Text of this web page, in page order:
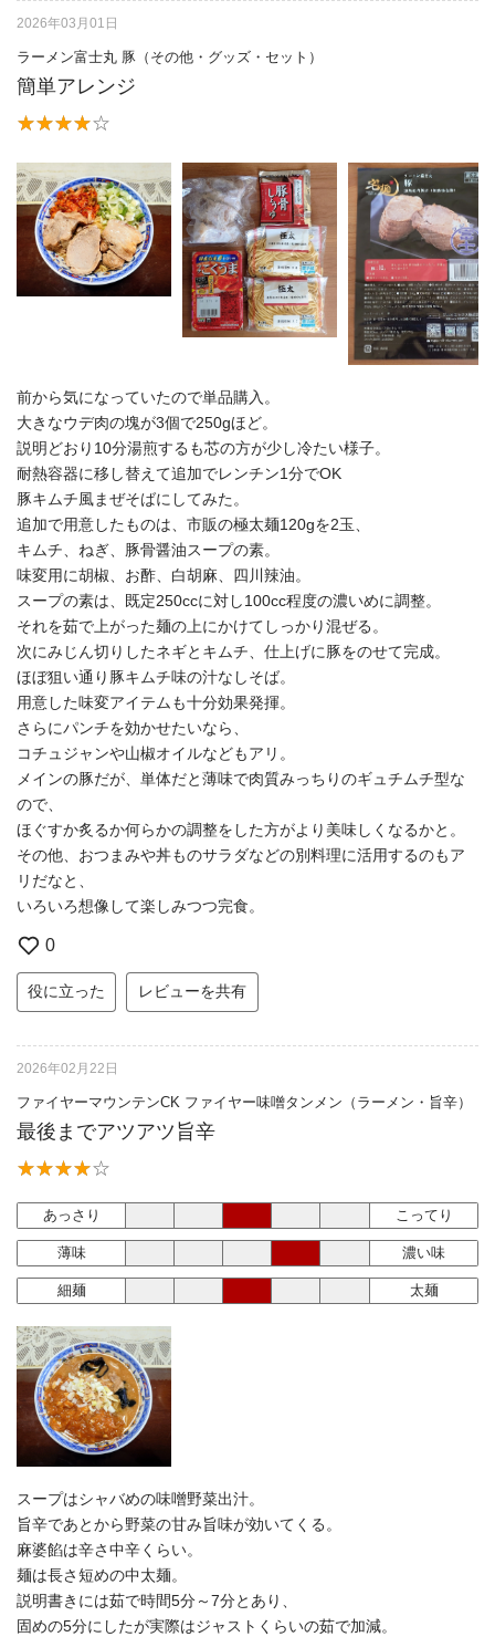
2026年03月01日
ラーメン富士丸 豚（その他・グッズ・セット）
簡単アレンジ
前から気になっていたので単品購入。
大きなウデ肉の塊が3個で250gほど。
説明どおり10分湯煎するも芯の方が少し冷たい様子。
耐熱容器に移し替えて追加でレンチン1分でOK
豚キムチ風まぜそばにしてみた。
追加で用意したものは、市販の極太麺120gを2玉、
キムチ、ねぎ、豚骨醤油スープの素。
味変用に胡椒、お酢、白胡麻、四川辣油。
スープの素は、既定250ccに対し100cc程度の濃いめに調整。
それを茹で上がった麺の上にかけてしっかり混ぜる。
次にみじん切りしたネギとキムチ、仕上げに豚をのせて完成。
ほぼ狙い通り豚キムチ味の汁なしそば。
用意した味変アイテムも十分効果発揮。
さらにパンチを効かせたいなら、
コチュジャンや山椒オイルなどもアリ。
メインの豚だが、単体だと薄味で肉質みっちりのギュチムチ型な
ので、
ほぐすか炙るか何らかの調整をした方がより美味しくなるかと。
その他、おつまみや丼ものサラダなどの別料理に活用するのもア
リだなと、
いろいろ想像して楽しみつつ完食。
0
役に立った レビューを共有
2026年02月22日
ファイヤーマウンテンCK ファイヤー味噌タンメン（ラーメン・旨辛）
最後までアツアツ旨辛
あっさり こってり
薄味 濃い味
細麺 太麺
スープはシャバめの味噌野菜出汁。
旨辛であとから野菜の甘み旨味が効いてくる。
麻婆餡は辛さ中辛くらい。
麺は長さ短めの中太麺。
説明書きには茹で時間5分～7分とあり、
固めの5分にしたが実際はジャストくらいの茹で加減。